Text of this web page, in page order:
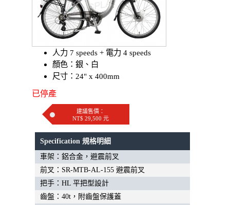
人力 7 speeds + 電力 4 speeds
顏色：銀、白
尺寸：24" x 400mm
已停產
建議售價：
NT$ 29,500 元
Specification 規格明細
車架：鋁合金，避震前叉
前叉：SR-MTB-AL-155 避震前叉
把手：HL 平把型設計
齒盤：40t，附齒盤保護蓋